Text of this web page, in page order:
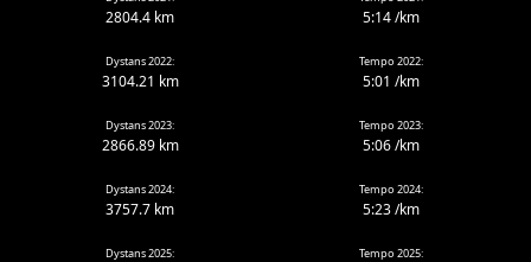
2804.4 km 5:14 /km
Dystans 2022:
3104.21 km
Tempo 2022:
5:01 /km
Dystans 2023:
2866.89 km
Tempo 2023:
5:06 /km
Dystans 2024:
3757.7 km
Tempo 2024:
5:23 /km
Dystans 2025: Tempo 2025: